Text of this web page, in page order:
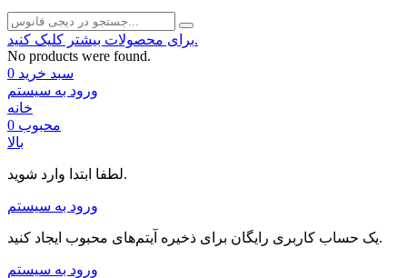
برای محصولات بیشتر کلیک کنید.
No products were found.
سبد خرید 0
ورود به سیستم
خانه
محبوب 0
بالا
لطفا ابتدا وارد شوید.
ورود به سیستم
یک حساب کاربری رایگان برای ذخیره آیتم‌های محبوب ایجاد کنید.
ورود به سیستم